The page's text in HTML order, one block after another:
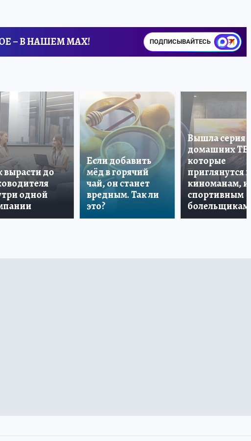
– В НАШЕМ MAX! ПОДПИСЫВАЙТЕСЬ
вырасти до
одной
Если добавить
мёд в горячий
чай, он станет
вредным. Так ли
это?
Вышла серия
домашних ТВ,
которые
приглянутся и
киноманам, и
спортивным
болельщикам